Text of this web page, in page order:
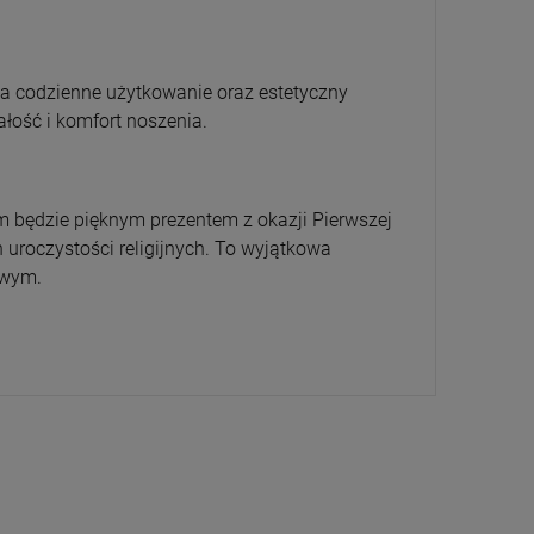
codzienne użytkowanie oraz estetyczny
i komfort noszenia.
pięknym prezentem z okazji Pierwszej
uroczystości religijnych. To wyjątkowa